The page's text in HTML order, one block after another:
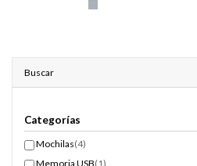
Buscar
Categorías
Mochilas(4)
Memoria USB(1)